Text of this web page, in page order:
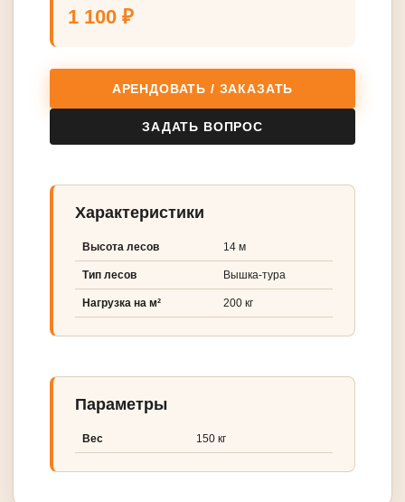
1 100 ₽
АРЕНДОВАТЬ / ЗАКАЗАТЬ
ЗАДАТЬ ВОПРОС
Характеристики
Высота лесов 14 м
Тип лесов Вышка-тура
Нагрузка на м² 200 кг
Параметры
Вес 150 кг